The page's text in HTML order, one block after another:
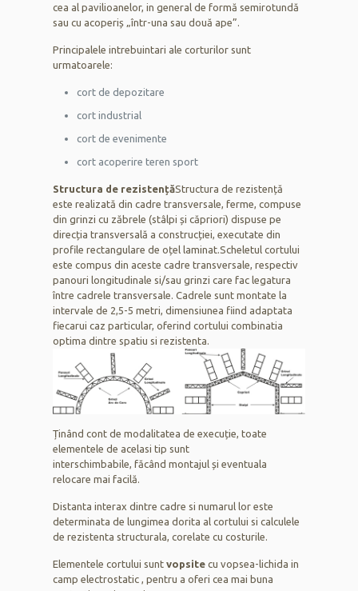
cea al pavilioanelor, in general de formă semirotundă
sau cu acoperiș „într-una sau două ape”.
Principalele intrebuintari ale corturilor sunt
urmatoarele:
cort de depozitare
cort industrial
cort de evenimente
cort acoperire teren sport
Structura de rezistențăStructura de rezistență
este realizată din cadre transversale, ferme, compuse
din grinzi cu zăbrele (stâlpi și căpriori) dispuse pe
direcția transversală a construcției, executate din
profile rectangulare de oțel laminat.Scheletul cortului
este compus din aceste cadre transversale, respectiv
panouri longitudinale si/sau grinzi care fac legatura
între cadrele transversale. Cadrele sunt montate la
intervale de 2,5-5 metri, dimensiunea fiind adaptata
fiecarui caz particular, oferind cortului combinatia
optima dintre spatiu si rezistenta.
Ținând cont de modalitatea de execuție, toate
elementele de acelasi tip sunt
interschimbabile, făcând montajul și eventuala
relocare mai facilă.
Distanta interax dintre cadre si numarul lor este
determinata de lungimea dorita al cortului si calculele
de rezistenta structurala, corelate cu costurile.
Elementele cortului suntvopsite cu vopsea-lichida in
camp electrostatic , pentru a oferi cea mai buna